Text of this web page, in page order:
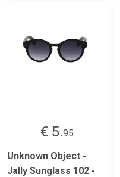
€ 5.95
Unknown Object -
Jally Sunglass 102 -